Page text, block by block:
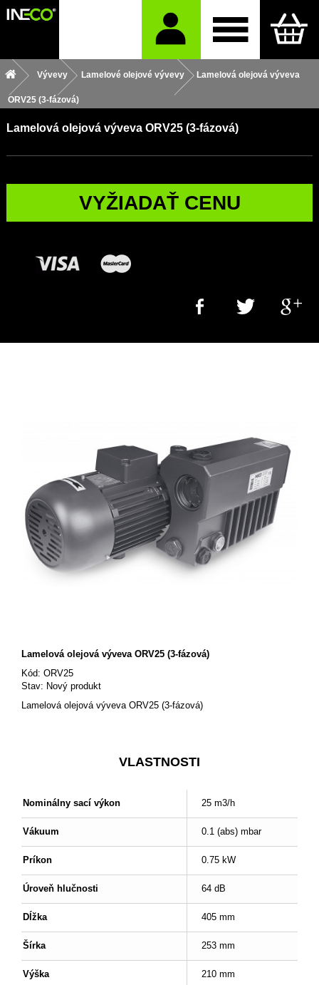
Vývevy Lamelové olejové vývevy Lamelová olejová výveva
ORV25 (3-fázová)
Lamelová olejová výveva ORV25 (3-fázová)
VYŽIADAŤ CENU
Lamelová olejová výveva ORV25 (3-fázová)
Kód: ORV25
Stav: Nový produkt
Lamelová olejová výveva ORV25 (3-fázová)
VLASTNOSTI
Nominálny sací výkon 25 m3/h
Vákuum 0.1 (abs) mbar
Príkon 0.75 kW
Úroveň hlučnosti 64 dB
Dĺžka 405 mm
Šírka 253 mm
Výška 210 mm